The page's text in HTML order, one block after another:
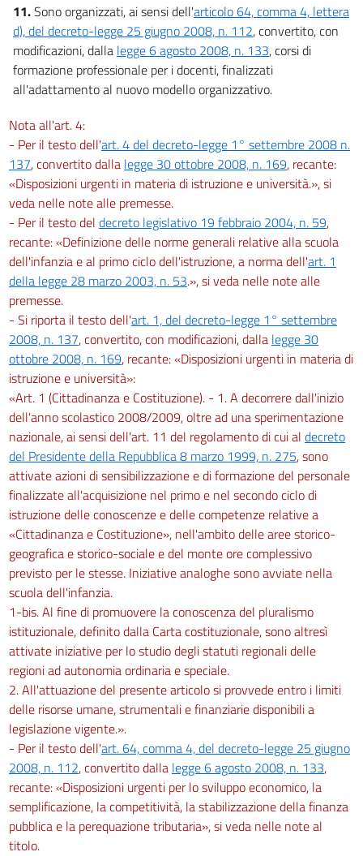
11.Sono organizzati, ai sensi dell'articolo 64, comma 4, lettera
d), del decreto-legge 25 giugno 2008, n. 112, convertito, con
modificazioni, dalla legge 6 agosto 2008, n. 133, corsi di
formazione professionale per i docenti, finalizzati
all'adattamento al nuovo modello organizzativo.
Nota all'art. 4:
- Per il testo dell'art. 4 del decreto-legge 1° settembre 2008 n.
137, convertito dalla legge 30 ottobre 2008, n. 169, recante:
«Disposizioni urgenti in materia di istruzione e università.», si
veda nelle note alle premesse.
- Per il testo del decreto legislativo 19 febbraio 2004, n. 59,
recante: «Definizione delle norme generali relative alla scuola
dell'infanzia e al primo ciclo dell'istruzione, a norma dell'art. 1
della legge 28 marzo 2003, n. 53.», si veda nelle note alle
premesse.
- Si riporta il testo dell'art. 1, del decreto-legge 1° settembre
2008, n. 137, convertito, con modificazioni, dalla legge 30
ottobre 2008, n. 169, recante: «Disposizioni urgenti in materia di
istruzione e università»:
«Art. 1 (Cittadinanza e Costituzione). - 1. A decorrere dall'inizio
dell'anno scolastico 2008/2009, oltre ad una sperimentazione
nazionale, ai sensi dell'art. 11 del regolamento di cui al decreto
del Presidente della Repubblica 8 marzo 1999, n. 275, sono
attivate azioni di sensibilizzazione e di formazione del personale
finalizzate all'acquisizione nel primo e nel secondo ciclo di
istruzione delle conoscenze e delle competenze relative a
«Cittadinanza e Costituzione», nell'ambito delle aree storico-
geografica e storico-sociale e del monte ore complessivo
previsto per le stesse. Iniziative analoghe sono avviate nella
scuola dell'infanzia.
1-bis. Al fine di promuovere la conoscenza del pluralismo
istituzionale, definito dalla Carta costituzionale, sono altresì
attivate iniziative per lo studio degli statuti regionali delle
regioni ad autonomia ordinaria e speciale.
2. All'attuazione del presente articolo si provvede entro i limiti
delle risorse umane, strumentali e finanziarie disponibili a
legislazione vigente.».
- Per il testo dell'art. 64, comma 4, del decreto-legge 25 giugno
2008, n. 112, convertito dalla legge 6 agosto 2008, n. 133,
recante: «Disposizioni urgenti per lo sviluppo economico, la
semplificazione, la competitività, la stabilizzazione della finanza
pubblica e la perequazione tributaria», si veda nelle note al
titolo.